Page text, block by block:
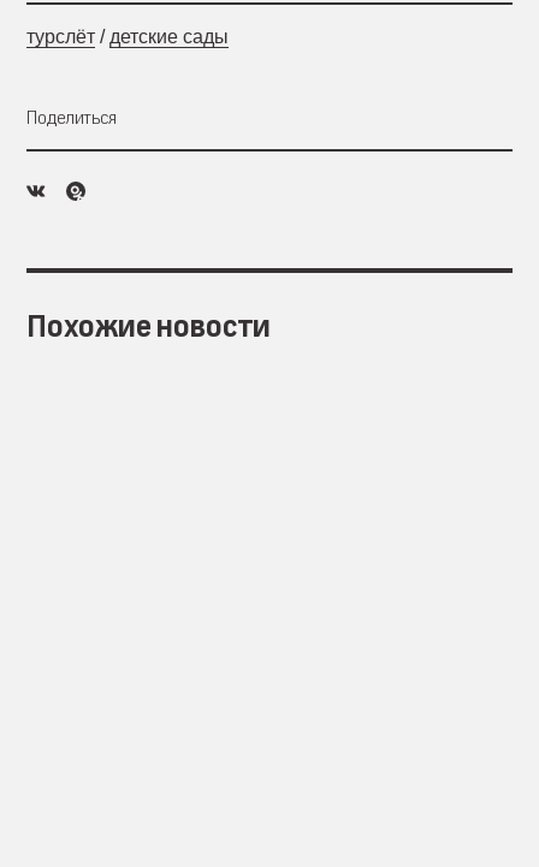
турслёт / детские сады
Поделиться
Похожие новости